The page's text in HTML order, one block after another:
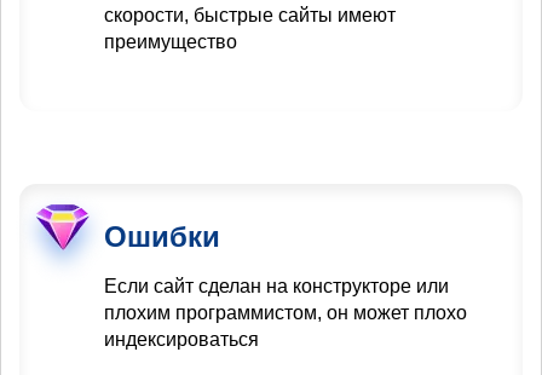
скорости, быстрые сайты имеют
преимущество
Ошибки
Если сайт сделан на конструкторе или
плохим программистом, он может плохо
индексироваться